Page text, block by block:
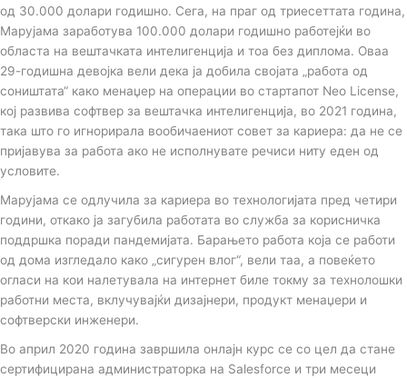
од 30.000 долари годишно. Сега, на праг од триесеттата година,
Марујама заработува 100.000 долари годишно работејќи во
областа на вештачката интелигенција и тоа без диплома. Оваа
29-годишна девојка вели дека ја добила својата „работа од
соништата“ како менаџер на операции во стартапот Neo License,
кој развива софтвер за вештачка интелигенција, во 2021 година,
така што го игнорирала вообичаениот совет за кариера: да не се
пријавува за работа ако не исполнувате речиси ниту еден од
условите.
Марујама се одлучила за кариера во технологијата пред четири
години, откако ја загубила работата во служба за корисничка
поддршка поради пандемијата. Барањето работа која се работи
од дома изгледало како „сигурен влог“, вели таа, а повеќето
огласи на кои налетувала на интернет биле токму за технолошки
работни места, вклучувајќи дизајнери, продукт менаџери и
софтверски инженери.
Во април 2020 година завршила онлајн курс се со цел да стане
сертифицирана администраторка на Salesforce и три месеци